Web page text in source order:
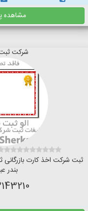
مشاهده
شرکت
ثبت شرکت اخذ کارت
بندر